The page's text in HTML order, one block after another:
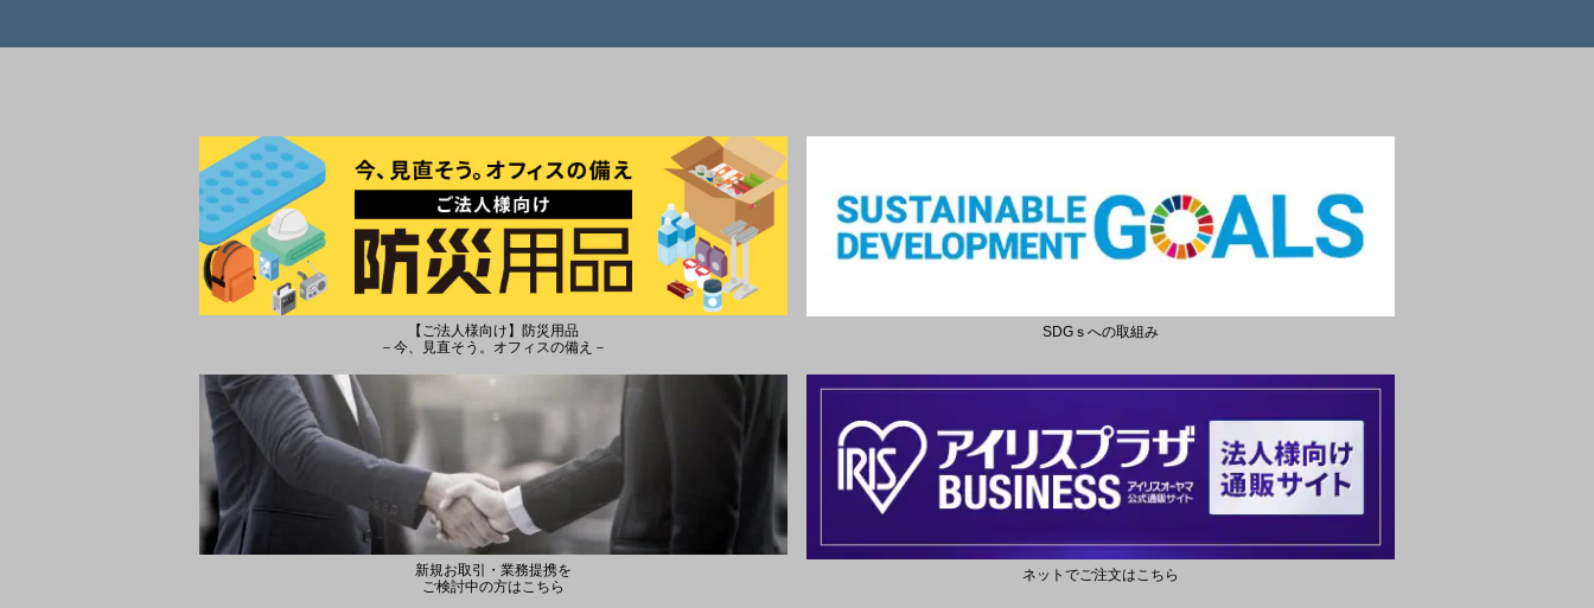
【ご法人様向け】防災用品
－今、見直そう。オフィスの備え－
SDGｓへの取組み
新規お取引・業務提携を
ご検討中の方はこちら
ネットでご注文はこちら